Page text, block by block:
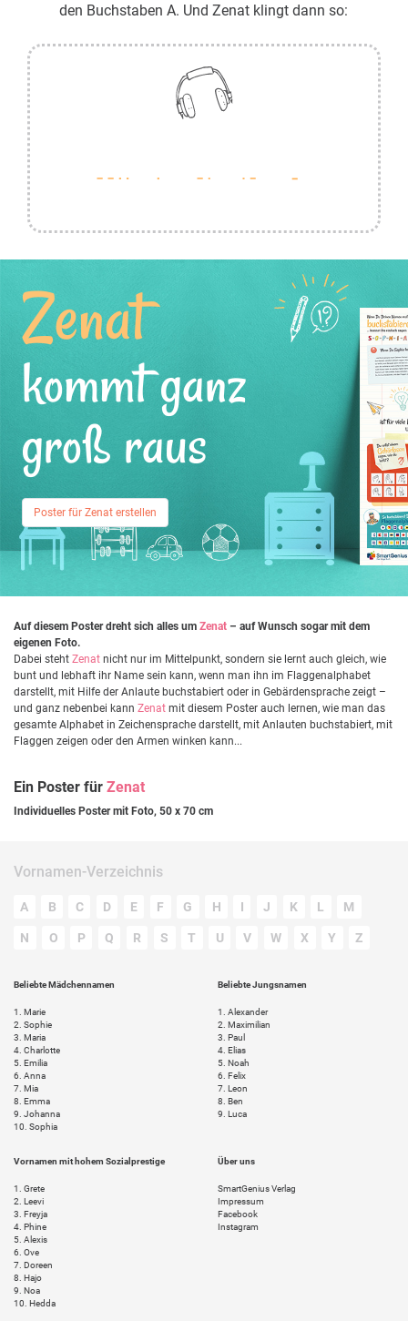
den Buchstaben A. Und Zenat klingt dann so:
Zenat
kommt ganz
groß raus
Poster für Zenat erstellen
Auf diesem Poster dreht sich alles um Zenat – auf Wunsch sogar mit dem
eigenen Foto.
Dabei steht Zenat nicht nur im Mittelpunkt, sondern sie lernt auch gleich, wie
bunt und lebhaft ihr Name sein kann, wenn man ihn im Flaggenalphabet
darstellt, mit Hilfe der Anlaute buchstabiert oder in Gebärdensprache zeigt –
und ganz nebenbei kann Zenat mit diesem Poster auch lernen, wie man das
gesamte Alphabet in Zeichensprache darstellt, mit Anlauten buchstabiert, mit
Flaggen zeigen oder den Armen winken kann...
Ein Poster für Zenat
Individuelles Poster mit Foto, 50 x 70 cm
Vornamen-Verzeichnis
A B C D E F G H I J K L M
N O P Q R S T U V W X Y Z
Beliebte Mädchennamen
1. Marie
2. Sophie
3. Maria
4. Charlotte
5. Emilia
6. Anna
7. Mia
8. Emma
9. Johanna
10. Sophia
Beliebte Jungsnamen
1. Alexander
2. Maximilian
3. Paul
4. Elias
5. Noah
6. Felix
7. Leon
8. Ben
9. Luca
Vornamen mit hohem Sozialprestige
1. Grete
2. Leevi
3. Freyja
4. Phine
5. Alexis
6. Ove
7. Doreen
8. Hajo
9. Noa
10. Hedda
Über uns
SmartGenius Verlag
Impressum
Facebook
Instagram